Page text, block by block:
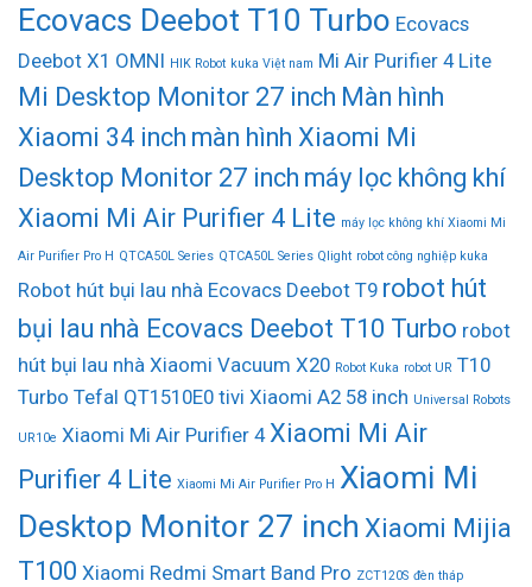
Ecovacs Deebot T10 Turbo Ecovacs
Deebot X1 OMNI HIK Robot kuka Việt nam Mi Air Purifier 4 Lite
Mi Desktop Monitor 27 inch Màn hình
Xiaomi 34 inch màn hình Xiaomi Mi
Desktop Monitor 27 inch máy lọc không khí
Xiaomi Mi Air Purifier 4 Lite máy lọc không khí Xiaomi Mi
Air Purifier Pro H QTCA50L Series QTCA50L Series Qlight robot công nghiệp kuka
Robot hút bụi lau nhà Ecovacs Deebot T9 robot hút
bụi lau nhà Ecovacs Deebot T10 Turbo robot
hút bụi lau nhà Xiaomi Vacuum X20 Robot Kuka robot UR T10
Turbo Tefal QT1510E0 tivi Xiaomi A2 58 inch Universal Robots
UR10e Xiaomi Mi Air Purifier 4 Xiaomi Mi Air
Purifier 4 Lite Xiaomi Mi Air Purifier Pro H Xiaomi Mi
Desktop Monitor 27 inch Xiaomi Mijia
T100 Xiaomi Redmi Smart Band Pro ZCT120S đèn tháp